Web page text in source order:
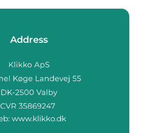
Address
www.klikko.dk